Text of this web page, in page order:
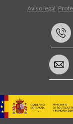
Aviso legal